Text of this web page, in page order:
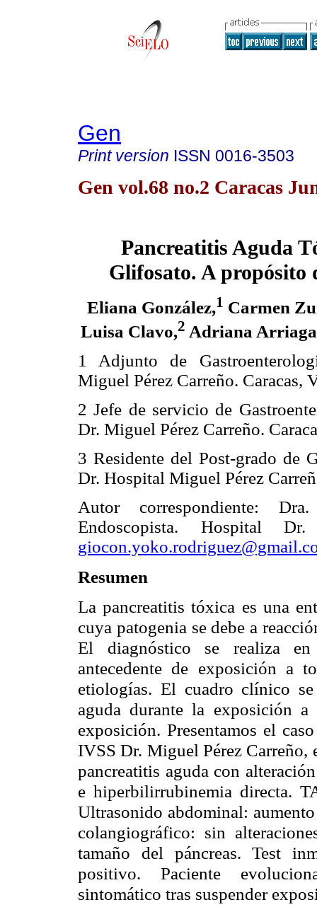
Gen
Print version ISSN 0016-3503
Gen vol.68 no.2 Caracas
Pancreatitis Aguda
Glifosato. A propósito
Eliana González,1 Carmen
Luisa Clavo,2 Adriana
1 Adjunto de
Miguel Pérez Carreño. Caracas,
2 Jefe de servicio de
Dr. Miguel Pérez Carreño.
3 Residente del Post-grado de
Dr. Hospital Miguel Pérez
Autor correspondiente:
Endoscopista. Hospital
Resumen
La pancreatitis tóxica es una
cuya patogenia se debe a
El diagnóstico se realiza
antecedente de exposición a
etiologías. El cuadro clínico
aguda durante la exposición
exposición. Presentamos el
IVSS Dr. Miguel Pérez
pancreatitis aguda con
e hiperbilirrubinemia directa.
Ultrasonido abdominal:
colangiográfico: sin
tamaño del páncreas. Test
positivo. Paciente
sintomático tras suspender